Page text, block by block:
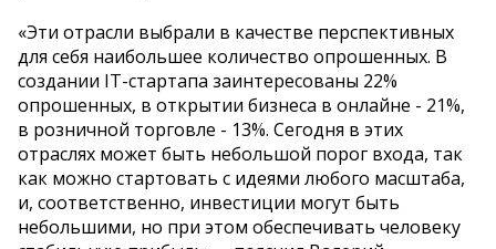
«Эти отрасли выбрали в качестве перспективных
для себя наибольшее количество опрошенных. В
создании IT-стартапа заинтересованы 22%
опрошенных, в открытии бизнеса в онлайне - 21%,
в розничной торговле - 13%. Сегодня в этих
отраслях может быть небольшой порог входа, так
как можно стартовать с идеями любого масштаба,
и, соответственно, инвестиции могут быть
небольшими, но при этом обеспечивать человеку